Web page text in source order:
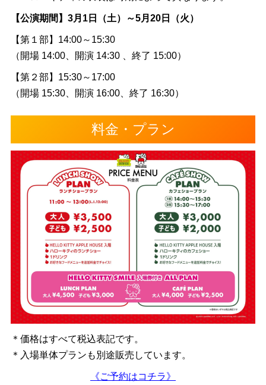
【公演期間】3月1日（土）～5月20日（火）
【第１部】14:00～15:30
（開場 14:00、開演 14:30 、終了 15:00）
【第２部】15:30～17:00
（開場 15:30、開演 16:00、終了 16:30）
料金・プラン
＊価格はすべて税込表記です。
＊入場単体プランも別途販売しています。
《ご予約はコチラ》